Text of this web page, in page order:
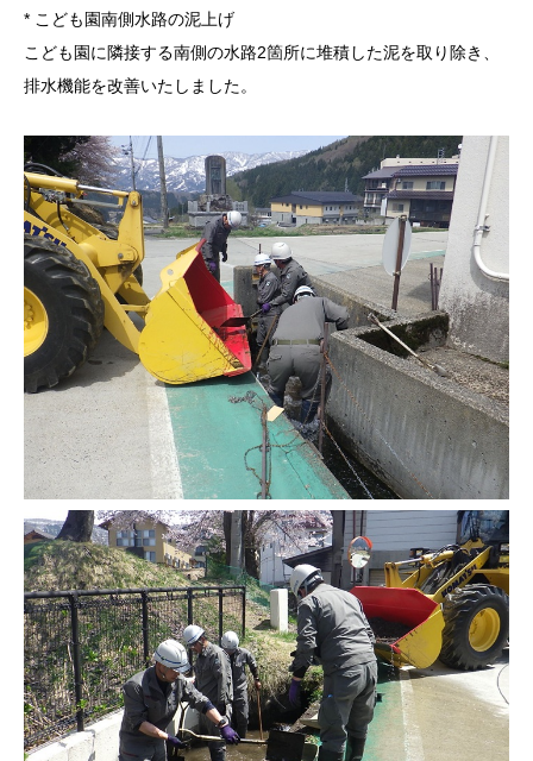
* こども園南側水路の泥上げ
こども園に隣接する南側の水路2箇所に堆積した泥を取り除き、
排水機能を改善いたしました。